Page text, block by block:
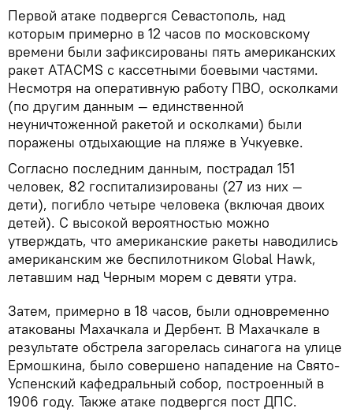
Первой атаке подвергся Севастополь, над
которым примерно в 12 часов по московскому
времени были зафиксированы пять американских
ракет ATACMS с кассетными боевыми частями.
Несмотря на оперативную работу ПВО, осколками
(по другим данным — единственной
неуничтоженной ракетой и осколками) были
поражены отдыхающие на пляже в Учкуевке.
Согласно последним данным, пострадал 151
человек, 82 госпитализированы (27 из них —
дети), погибло четыре человека (включая двоих
детей). С высокой вероятностью можно
утверждать, что американские ракеты наводились
американским же беспилотником Global Hawk,
летавшим над Черным морем с девяти утра.
Затем, примерно в 18 часов, были одновременно
атакованы Махачкала и Дербент. В Махачкале в
результате обстрела загорелась синагога на улице
Ермошкина, было совершено нападение на Свято-
Успенский кафедральный собор, построенный в
1906 году. Также атаке подвергся пост ДПС.